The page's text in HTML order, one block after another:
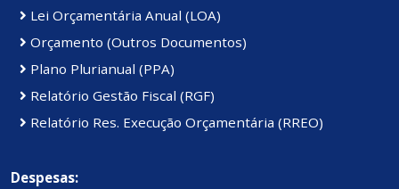
Lei Orçamentária Anual (LOA)
Orçamento (Outros Documentos)
Plano Plurianual (PPA)
Relatório Gestão Fiscal (RGF)
Relatório Res. Execução Orçamentária (RREO)
Despesas: